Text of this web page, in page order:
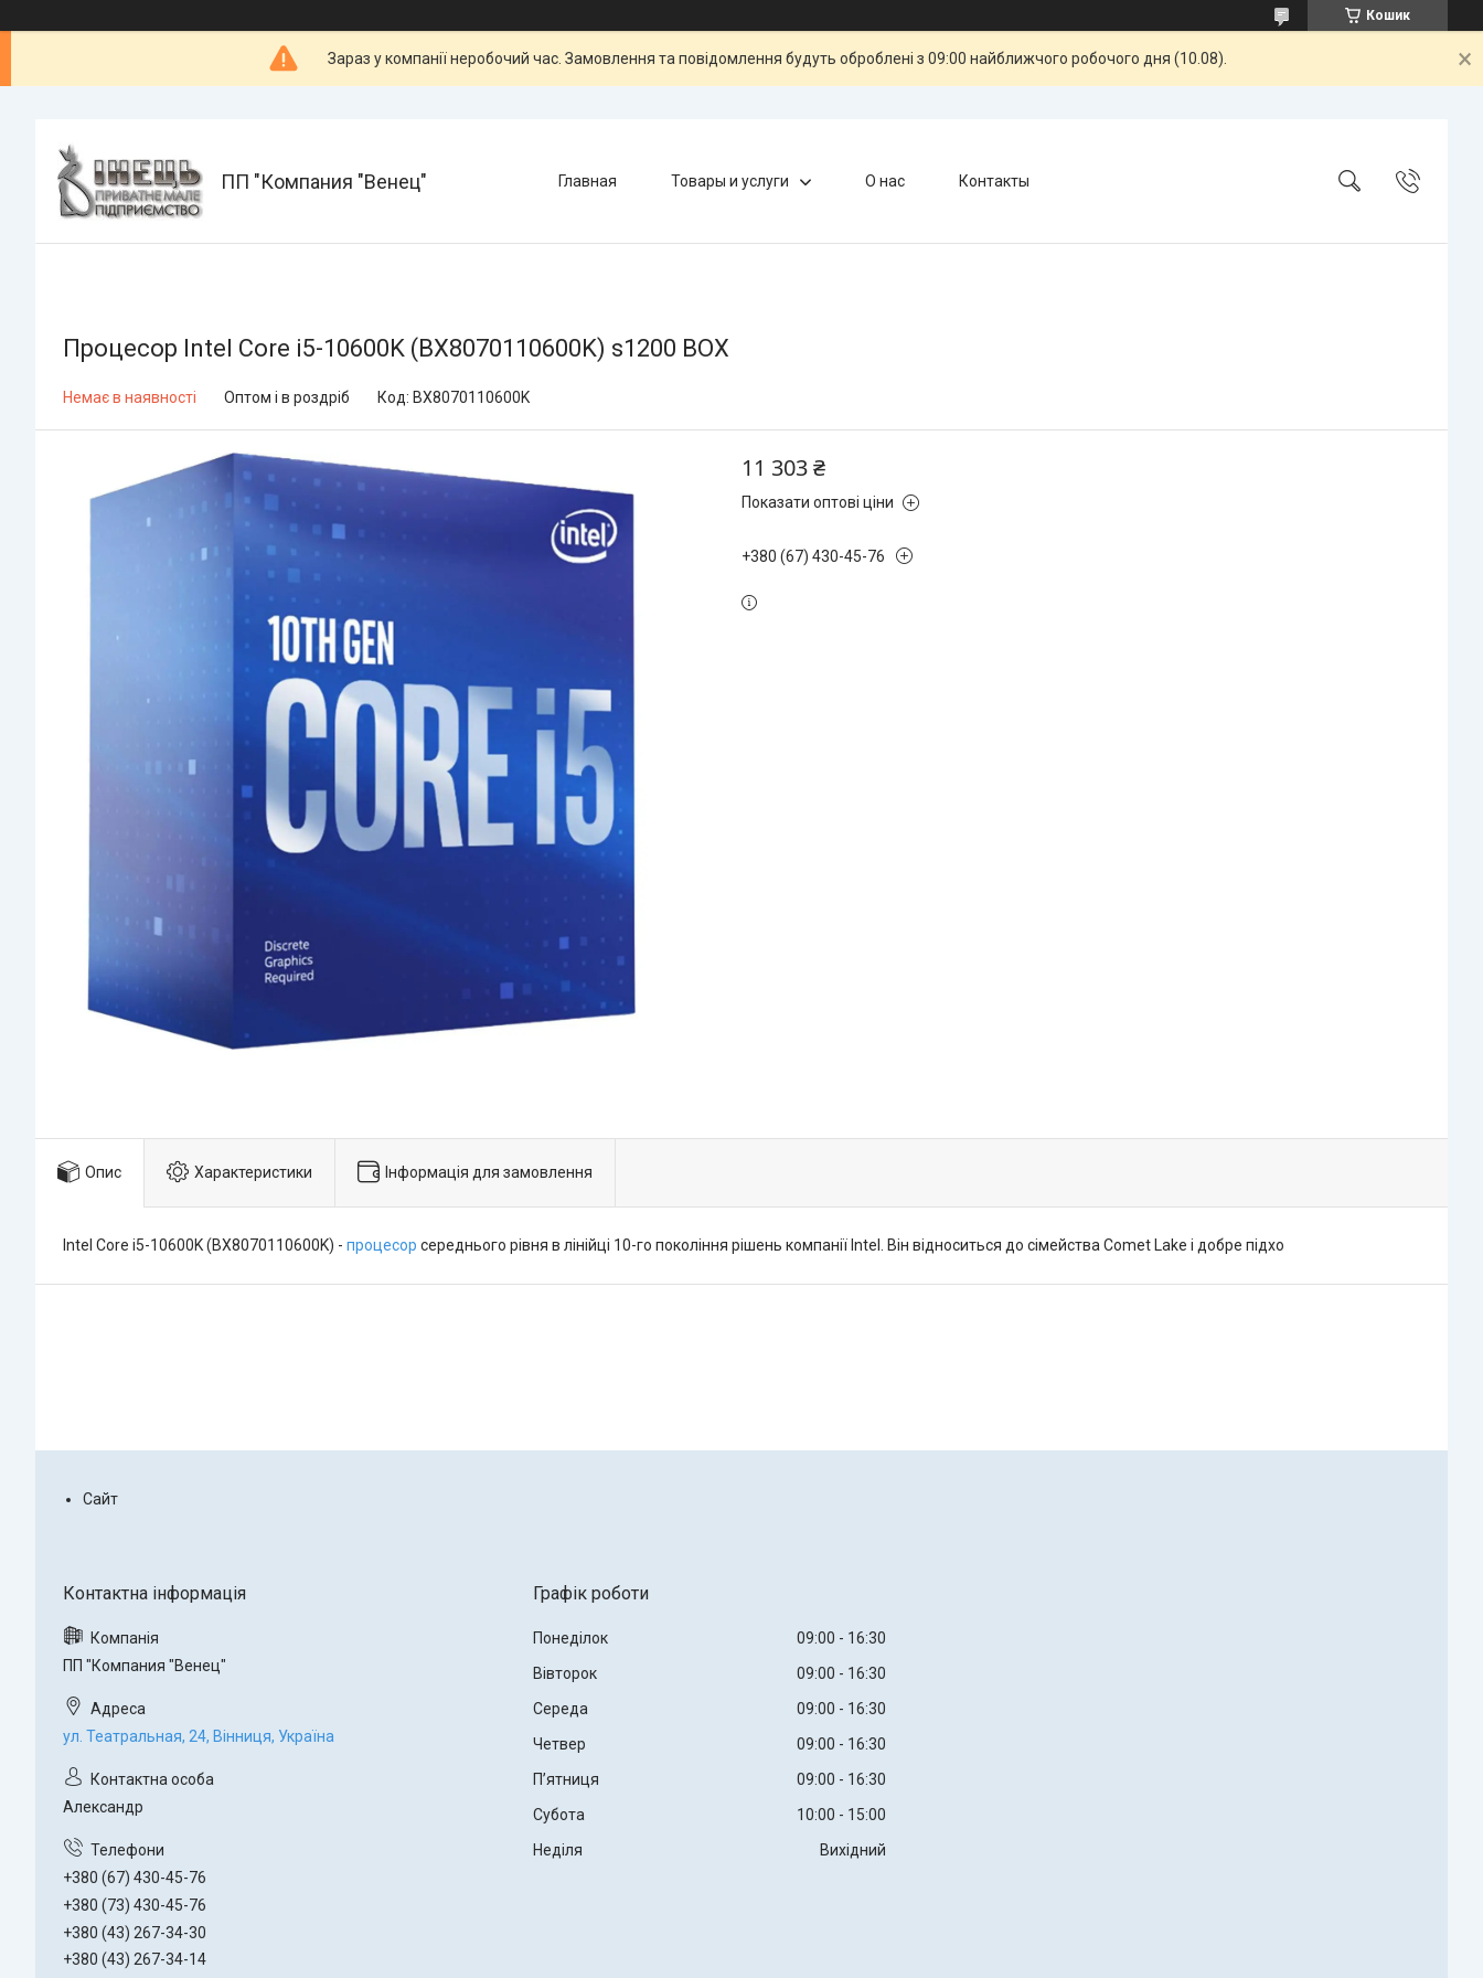
Кошик
Зараз у компанії неробочий час. Замовлення та повідомлення будуть оброблені з 09:00 найближчого робочого дня (10.08).
ПП "Компания "Венец" Главная Товары и услуги О нас Контакты
Процесор Intel Core i5-10600K (BX8070110600K) s1200 BOX
Немає в наявності Оптом і в роздріб Код: BX8070110600K
11 303 ₴
Показати оптові ціни
+380 (67) 430-45-76
Опис Характеристики Інформація для замовлення
Intel Core i5-10600K (BX8070110600K) - процесор середнього рівня в лінійці 10-го покоління рішень компанії Intel. Він відноситься до сімейства Comet Lake і добре підхо
Сайт
ПП "Компания "Венец"
ул. Театральная, 24, Вінниця, Україна
Александр
+380 (67) 430-45-76
+380 (73) 430-45-76
+380 (43) 267-34-30
+380 (43) 267-34-14
Графік роботи
Понеділок 09:00
16:30
Вівторок
09:00
16:30
Середа
09:00
16:30
Четвер
09:00
16:30
Пʼятниця
09:00
16:30
Субота
10:00
15:00
Неділя
Вихідний